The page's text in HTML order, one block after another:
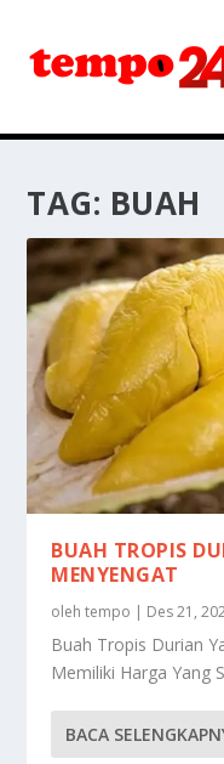
TAG: BUAH
BUAH TROPIS
MENYENGAT
olehtempo | Des 21,
Buah Tropis Durian
Memiliki Harga Yang
BACA